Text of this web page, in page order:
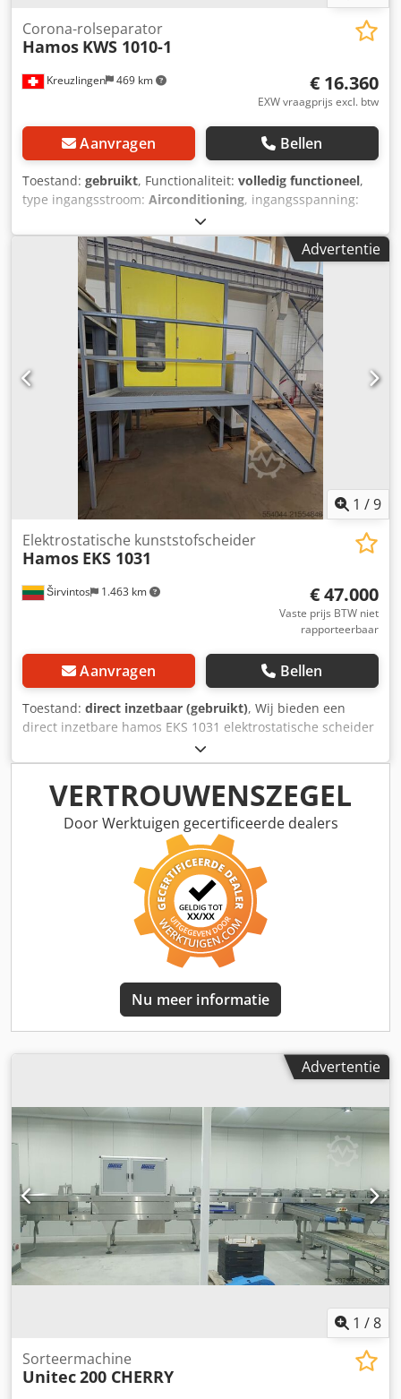
Kreuzlingen 469 km
Corona-rolseparator
Hamos KWS 1010-1
€ 16.360
EXW vraagprijs excl. btw
Aanvragen Bellen
Toestand: gebruikt, Functionaliteit: volledig functioneel,
type ingangsstroom: Airconditioning, ingangsspanning:
, Te koop: een corona-
walsafscheider van het merk hamos, type: KWS 1010-1 -
Bouwjaar: ca. 1998 -Ca. 500 bedrijfsuren -Uitsluitend
gebruikt voor proefnemingen en testen, nooit geïntegreerd
in een productielijn, daardoor zeer geringe slijtage -
Technisch functioneel Toepassingsgebied -Elektrostatische
scheiding -Kunststof- en recyclingtoepassingen
Csdpfjyhcqysx Ahkjha -Materiaalkundige proeven,
productie Bijzonderheden -Robuuste industriële uitvoering
-Zelfstandige machine met besturing -Ideaal voor
laboratoria, ontwikkelingsafdelingen of pilotinstallaties
Verkoop zoals bezichtigd Bezichtiging na afspraak mogelijk
Advertentie
1 /9
Širvintos 1.463 km
Elektrostatische kunststofscheider
Hamos EKS 1031
€ 47.000
Vaste prijs BTW niet
rapporteerbaar
Aanvragen Bellen
Toestand: direct inzetbaar (gebruikt), Wij bieden een
direct inzetbare hamos EKS 1031 elektrostatische scheider
voor kunststoffen aan. Chodpeyv Hzaefx Ahksa Deze
machine is ontworpen voor efficiënte scheiding van
gemengde kunststofmaterialen met behulp van
elektrostatische technologie. Ideaal voor recycling- en
industriële verwerkingsdoeleinden. Toestand: direct
inzetbaar Spanning: 400 V Frequentie: 50 Hz Type: EKS
1031-0 De machine verkeert in goede werkende staat.
Inspectie is mogelijk. Locatie: Litouwen Voor meer
informatie kunt u contact met ons opnemen.
VERTROUWENSZEGEL
Door Werktuigen gecertificeerde dealers
Nu meer informatie
Advertentie
1 /8
Sorteermachine
Unitec200 CHERRY